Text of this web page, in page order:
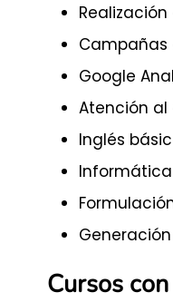
Campañas
Google
Atención
Inglés
Cursos